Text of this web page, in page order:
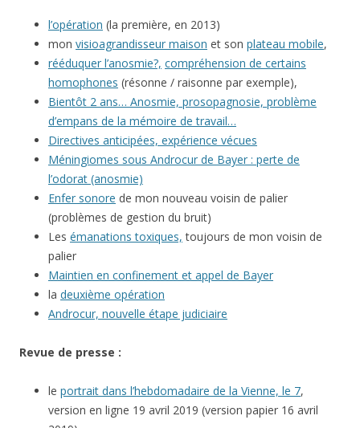
l’opération (la première, en 2013)
mon visioagrandisseur maison et son plateau mobile,
rééduquer l’anosmie?, compréhension de certains
homophones (résonne / raisonne par exemple),
Bientôt 2 ans… Anosmie, prosopagnosie, problème
d’empans de la mémoire de travail…
Directives anticipées, expérience vécues
Méningiomes sous Androcur de Bayer : perte de
l’odorat (anosmie)
Enfer sonore de mon nouveau voisin de palier
(problèmes de gestion du bruit)
Les émanations toxiques, toujours de mon voisin de
palier
Maintien en confinement et appel de Bayer
la deuxième opération
Androcur, nouvelle étape judiciaire
Revue de presse :
le portrait dans l’hebdomadaire de la Vienne, le 7,
version en ligne 19 avril 2019 (version papier 16 avril